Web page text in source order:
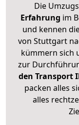
Die
Erfahrung im
und kennen
von Stuttgart
kümmern sich
zur
den Transport
packen alles
alles